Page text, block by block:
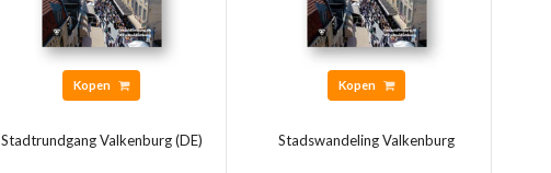
Kopen
Stadtrundgang Valkenburg (DE)
Kopen
Stadswandeling Valkenburg